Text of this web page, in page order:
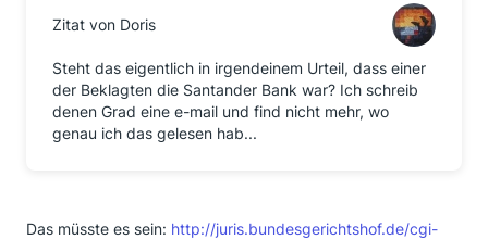
Zitat von Doris
Steht das eigentlich in irgendeinem Urteil, dass einer
der Beklagten die Santander Bank war? Ich schreib
denen Grad eine e-mail und find nicht mehr, wo
genau ich das gelesen hab...
Das müsste es sein: http://juris.bundesgerichtshof.de/cgi-